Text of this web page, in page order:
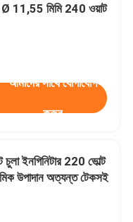
গ্লো প্লাগ ফ্লেঞ্জ Ø 11,55 মিমি 240 ওয়াট
আমাদের সাথে যোগাযোগ
করুন
চুলা ইনগিনিটার 220 ভোল্ট
উপাদান অত্যন্ত টেকসই